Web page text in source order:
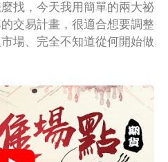
找，今天我用簡單的兩大祕
交易計畫，很適合想要調整
場、完全不知道從何開始做